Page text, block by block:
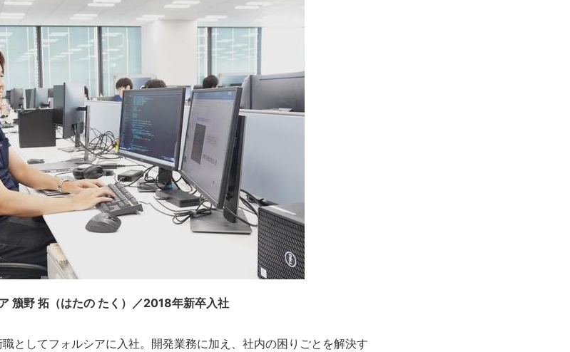
籏野 拓（はたの たく）／2018年新卒入社
としてフォルシアに入社。開発業務に加え、社内の困りごとを解決す